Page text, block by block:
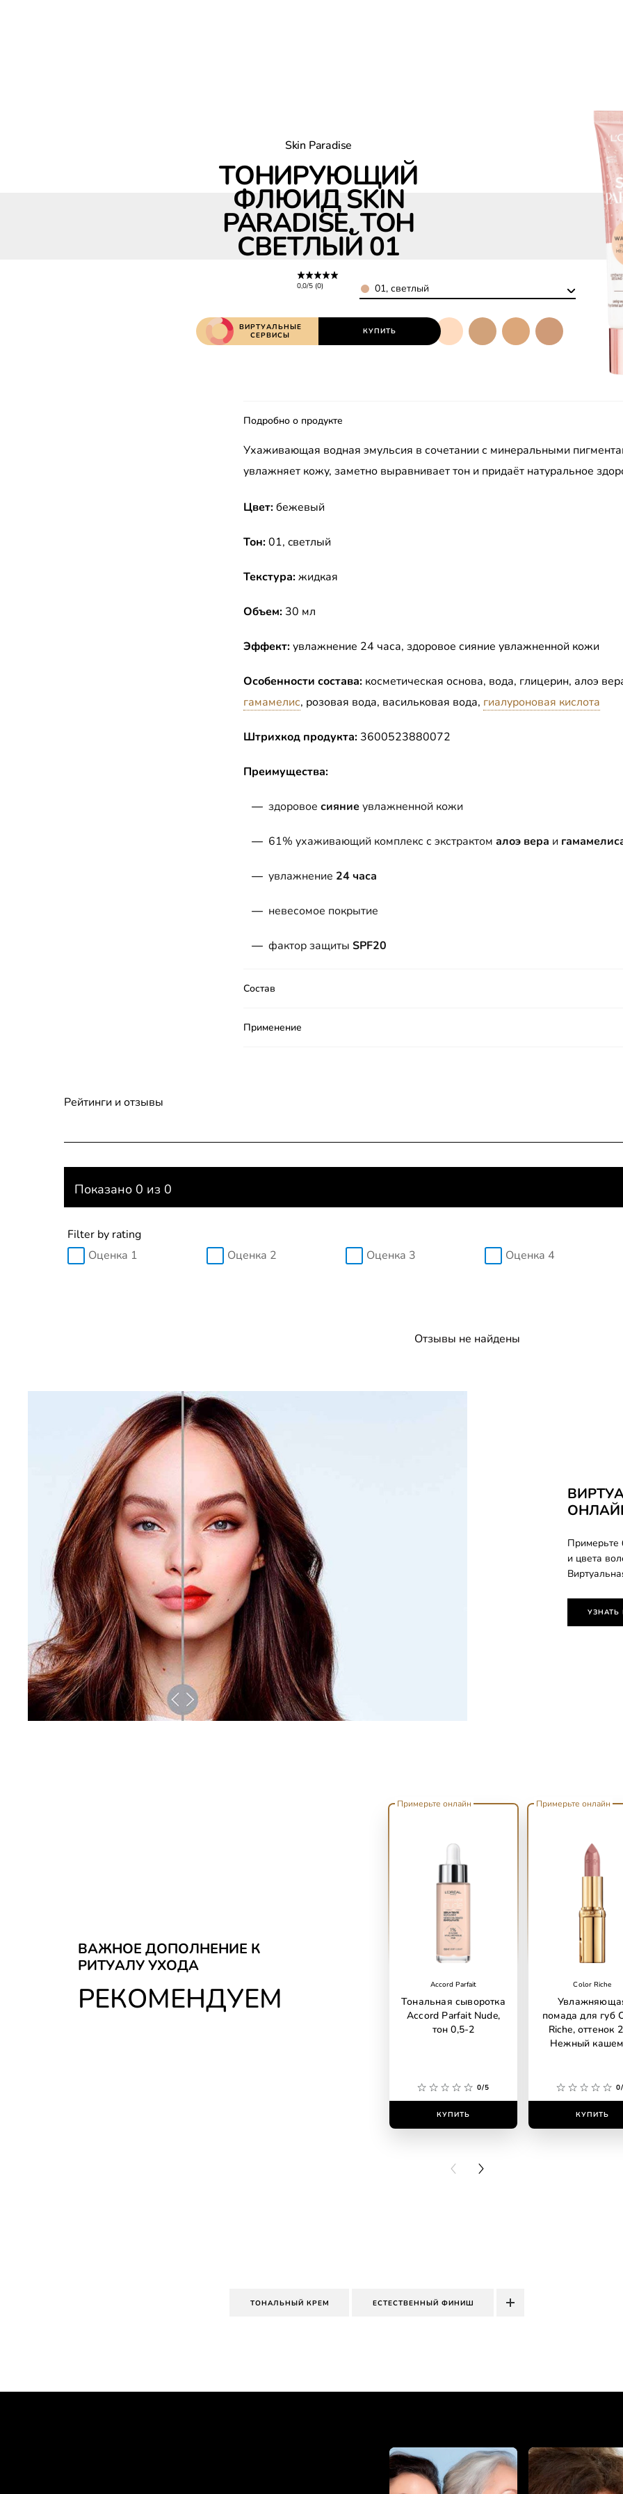
Skin Paradise
ТОНИРУЮЩИЙ
ФЛЮИД SKIN
PARADISE, ТОН
СВЕТЛЫЙ 01
0,0/5 (0)
ВИРТУАЛЬНЫЕ
СЕРВИСЫ
КУПИТЬ
Color01, светлый
Подробно о продукте
Ухаживающая водная эмульсия в сочетании с минеральными
увлажняет кожу, заметно выравнивает тон и придаёт натуральное
Цвет:бежевый
Тон:01, cветлый
Текстура:жидкая
Объем: 30 мл
Эффект:увлажнение 24 часа, здоровое сияние увлажненной кожи
Особенности состава: косметическая основа, вода, глицерин, алоэ
гамамелис, розовая вода, васильковая вода, гиалуроновая кислота
Штрихкод продукта: 3600523880072
Преимущества:
— здоровое сияниеувлажненной кожи
— 61% ухаживающий комплекс с экстрактом алоэ вера и
— увлажнение 24 часа
— невесомое покрытие
— фактор защиты SPF20
Состав
Применение
Рейтинги и отзывы
Показано 0 из 0
Filter by rating
Оценка 1
Оценка 2 Оценка 3 Оценка 4
Отзывы не найдены
Примерьте
и цвета
РЕКОМЕНДУЕМ
ВАЖНОЕ ДОПОЛНЕНИЕ К
РИТУАЛУ УХОДА
Примерьте онлайн
Accord Parfait
Тональная сыворотка
Accord Parfait Nude,
тон 0,5-2
0/5
КУПИТЬ
Примерьте онлайн
Color Riche
помада для губ
Riche, оттенок
Нежный
КУПИТЬ
PREVIOUS CARD
NEXT CARD
ТОНАЛЬНЫЙ КРЕМ ЕСТЕСТВЕННЫЙ ФИНИШ